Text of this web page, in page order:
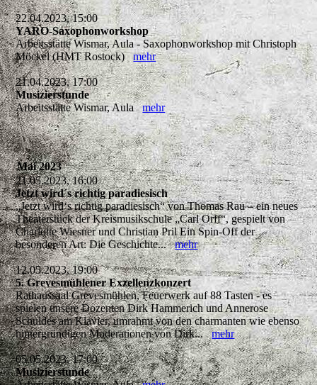
22.04.2023, 15:00
YARO-Saxophonworkshop
Arbeitsstätte Wismar, Aula - Saxophonworkshop mit Christoph
Möckel (HMT Rostock)mehr
21.04.2023, 17:00
Musizierstunde
Arbeitsstätte Wismar, Aulamehr
Mai 2023
21.05.2023, 16:00
Jetzt wird´s richtig paradiesisch
„Jetzt wird‘s richtig paradiesisch“ von Thomas Rau – ein neues
Theaterstück der Kreismusikschule „Carl Orff“, gespielt von
Charlotte Wiesner und Christian Pril Ein Spin-Off der
besonderen Art: Die Geschichte...mehr
12.05.2023, 19:00
5. Grevesmühlener Exzellenzkonzert
Rathaussaal Grevesmühlen, Feuerwerk auf 88 Tasten - es
spielen unsere Dozenten Dirk Hammerich und Annerose
Schuldes am Klavier, umrahmt von den charmanten wie ebenso
hintergründigen Moderationen von Dirk...mehr
05.05.2023, 17:00
Musizierstunde